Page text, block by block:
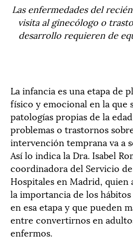
Las enfermedades del
visita al ginecólogo o
desarrollo requieren de
La infancia es una etapa de
físico y emocional en la que
patologías propias de la
problemas o trastornos
intervención temprana va a
Así lo indica la Dra. Isabel
coordinadora del Servicio
Hospitales en Madrid, quien
la importancia de los
en esa etapa y que pueden
entre convertirnos en
enfermos.